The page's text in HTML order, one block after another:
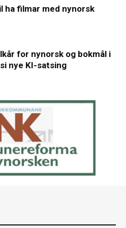
ha filmar med nynorsk
for nynorsk og bokmål i
nye KI-satsing